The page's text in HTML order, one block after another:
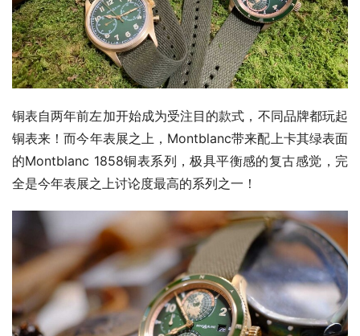
铜表自两年前左加开始成为受注目的款式，不同品牌都玩起
铜表来！而今年表展之上，Montblanc带来配上卡其绿表面
的Montblanc 1858铜表系列，极具平衡感的复古感觉，完
全是今年表展之上讨论度最高的系列之一！